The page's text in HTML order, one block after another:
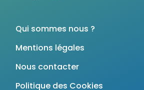
Qui sommes nous ?
Mentions légales
Nous contacter
Politique des Cookies